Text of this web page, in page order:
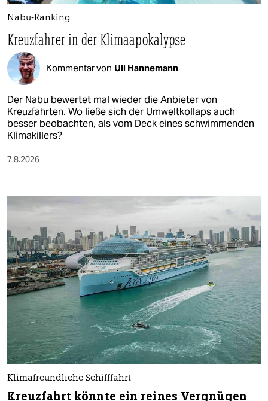
Nabu-Ranking
Kreuzfahrer in der Klimaapokalypse
Kommentar von Uli Hannemann
Der Nabu bewertet mal wieder die Anbieter von
Kreuzfahrten. Wo ließe sich der Umweltkollaps auch
besser beobachten, als vom Deck eines schwimmenden
Klimakillers?
7.8.2026
Klimafreundliche Schifffahrt
Kreuzfahrt könnte ein reines Vergnügen